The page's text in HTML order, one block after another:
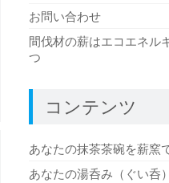
お問い合わせ
間伐材の薪はエコエネル
つ
コンテンツ
あなたの抹茶茶碗を薪窯
あなたの湯呑み（ぐい呑